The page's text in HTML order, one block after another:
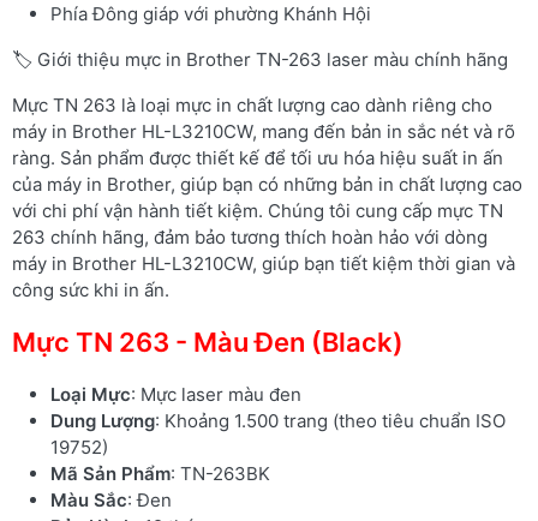
Phía Đông giáp với phường Khánh Hội
🏷️ Giới thiệu mực in Brother TN-263 laser màu chính hãng
Mực TN 263 là loại mực in chất lượng cao dành riêng cho
máy in Brother HL-L3210CW, mang đến bản in sắc nét và rõ
ràng. Sản phẩm được thiết kế để tối ưu hóa hiệu suất in ấn
của máy in Brother, giúp bạn có những bản in chất lượng cao
với chi phí vận hành tiết kiệm. Chúng tôi cung cấp mực TN
263 chính hãng, đảm bảo tương thích hoàn hảo với dòng
máy in Brother HL-L3210CW, giúp bạn tiết kiệm thời gian và
công sức khi in ấn.
Mực TN 263 - Màu Đen (Black)
Loại Mực: Mực laser màu đen
Dung Lượng: Khoảng 1.500 trang (theo tiêu chuẩn ISO
19752)
Mã Sản Phẩm: TN-263BK
Màu Sắc: Đen